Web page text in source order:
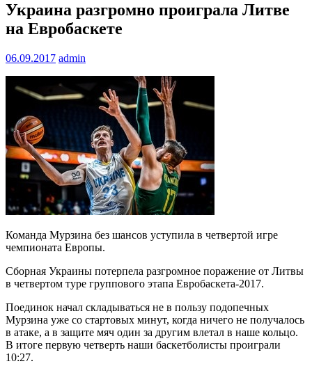
Украина разгромно проиграла Литве
на Евробаскете
06.09.2017 admin
Команда Мурзина без шансов уступила в четвертой игре
чемпионата Европы.
Сборная Украины потерпела разгромное поражение от Литвы
в четвертом туре группового этапа Евробаскета-2017.
Поединок начал складываться не в пользу подопечных
Мурзина уже со стартовых минут, когда ничего не получалось
в атаке, а в защите мяч один за другим влетал в наше кольцо.
В итоге первую четверть наши баскетболисты проиграли
10:27.